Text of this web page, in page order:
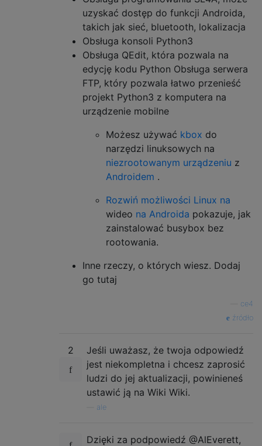
uzyskać dostęp do funkcji Androida,
takich jak sieć, bluetooth, lokalizacja
Obsługa konsoli Python3
Obsługa QEdit, która pozwala na
edycję kodu Python Obsługa serwera
FTP, który pozwala łatwo przenieść
projekt Python3 z komputera na
urządzenie mobilne
Możesz używać kbox do
narzędzi linuksowych na
niezrootowanym urządzeniu z
Androidem .
Rozwiń możliwości Linux na
wideo na Androida pokazuje, jak
zainstalować busybox bez
rootowania.
Inne rzeczy, o których wiesz. Dodaj
go tutaj
ce4
źródło
2
Jeśli uważasz, że twoja odpowiedź
jest niekompletna i chcesz zaprosić
ludzi do jej aktualizacji, powinieneś
ustawić ją na Wiki Wiki.
ale
Dzięki za podpowiedź @AlEverett,